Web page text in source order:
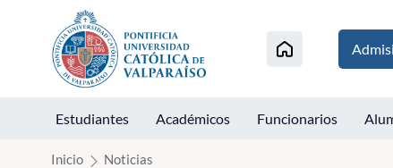
Click acá para ir directamente al contenido
Estudiantes Académicos Funcionarios
Inicio Noticias